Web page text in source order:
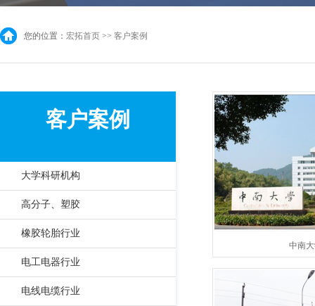
您的位置： 宏拓首页 >> 客户案例
客户案例
大学科研机构
高分子、塑胶
橡胶轮胎行业
电工电器行业
电线电缆行业
中南